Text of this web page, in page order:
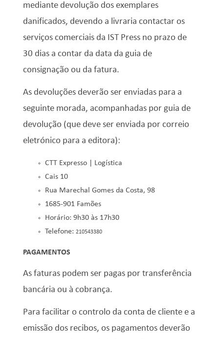
mediante devolução dos exemplares
danificados, devendo a livraria contactar os
serviços comerciais da IST Press no prazo de
30 dias a contar da data da guia de
consignação ou da fatura.
As devoluções deverão ser enviadas para a
seguinte morada, acompanhadas por guia de
devolução (que deve ser enviada por correio
eletrónico para a editora):
CTT Expresso | Logística
Cais 10
Rua Marechal Gomes da Costa, 98
1685-901 Famões
Horário: 9h30 às 17h30
Telefone:210543380
PAGAMENTOS
As faturas podem ser pagas por transferência
bancária ou à cobrança.
Para facilitar o controlo da conta de cliente e a
emissão dos recibos, os pagamentos deverão